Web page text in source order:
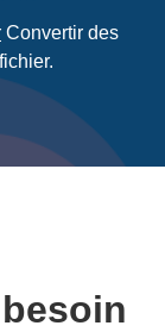
Convertir des